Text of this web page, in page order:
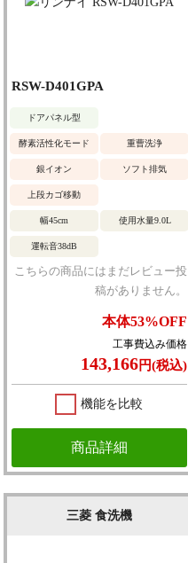
RSW-D401GPA
ドアパネル型
酵素活性化モード 重曹洗浄
銀イオン ソフト排気
上段カゴ移動
幅45cm 使用水量9.0L
運転音38dB
こちらの商品にはまだレビュー投
稿がありません。
本体53%OFF
工事費込み価格
143,166円(税込)
機能を比較
商品詳細
三菱 食洗機